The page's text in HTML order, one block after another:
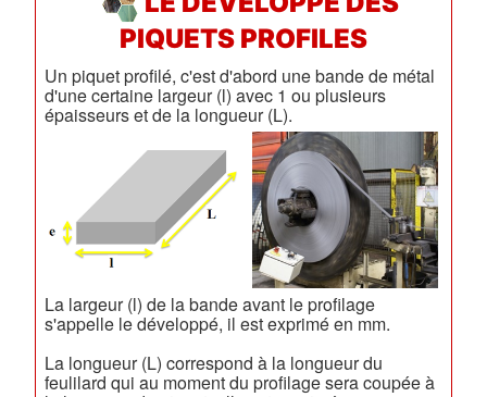
PIQUETS PROFILES
Un piquet profilé, c'est d'abord une bande de métal
d'une certaine largeur (l) avec 1 ou plusieurs
épaisseurs et de la longueur (L).
La largeur (l) de la bande avant le profilage
s'appelle le développé, il est exprimé en mm.
La longueur (L) correspond à la longueur du
feulilard qui au moment du profilage sera coupée à